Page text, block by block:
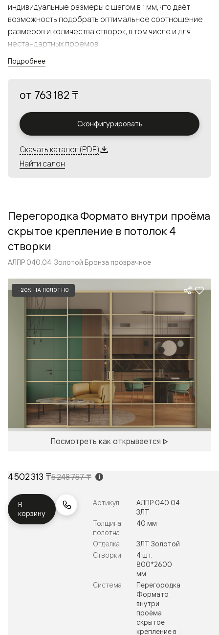
индивидуальные размеры с шагом в 1 мм, что даёт
возможность подобрать оптимальное соотношение
размеров и количества створок, в том числе и для
нестандартных проёмов.
а большой выбор вставок из стекла с различными
решения в интерьере и варьировать освещённость.
Алюминиевые перегородки имеют единый профиль
с алюминиевыми дверьми и легко сочетаются в одном
алюминиевых перегородок и дверей координируется
со стеновыми панелями Волховец.
Подробнее
от 763 182 ₸
Сконфигурировать
Скачать каталог (PDF)
Найти салон
Перегородка Формато внутри проёма
скрытое крепление в потолок 4
створки
АЛПР 040.04. Золотой Бронза прозрачное
-20% НА ПОЛОТНО
Посмотреть как открывается
4 502 313 ₸5 248 757 ₸ i
В
корзину
Артикул
АЛПР 040.04
ЗЛТ
Толщина
полотна
40 мм
Отделка
ЗЛТ Золотой
Створки
4 шт.
800*2600
мм
Система
Перегородка
Формато
внутри
проёма
скрытое
крепление в